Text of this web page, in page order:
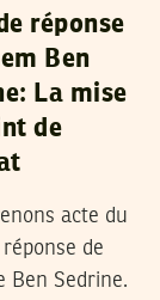
réponse
Ben
La mise
de
acte du
de
Ben Sedrine.